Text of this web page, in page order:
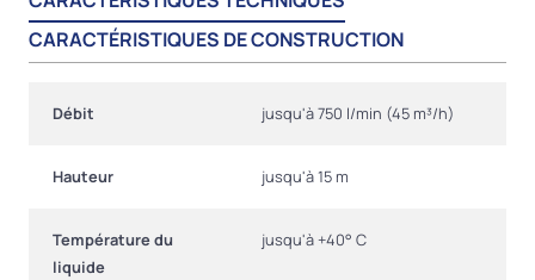
CARACTÉRISTIQUES DE CONSTRUCTION
Débit jusqu'à 750 l/min (45 m³/h)
Hauteur jusqu'à 15 m
Température du
liquide
jusqu'à +40° C